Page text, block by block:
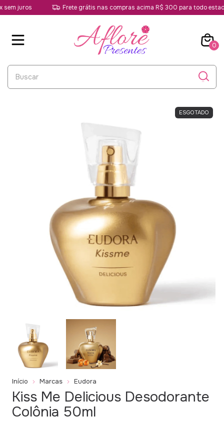
juros Frete grátis nas compras acima R$ 300 para todo estado
0
ESGOTADO
Início Marcas Eudora
Kiss Me Delicious Desodorante
Colônia 50ml